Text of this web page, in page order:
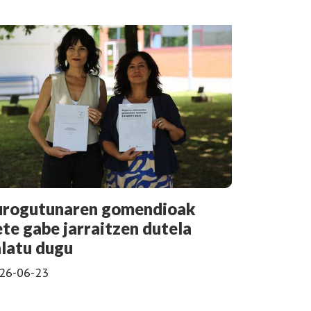
gomendioak
gabe jarraitzen dutela
dugu
06-23